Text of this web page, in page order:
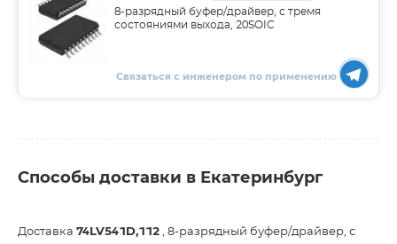
8-разрядный буфер/драйвер, с тремя
состояниями выхода, 20SOIC
Связаться с инженером по применению
Способы доставки в Екатеринбург
Доставка 74LV541D,112 , 8-разрядный буфер/драйвер, с